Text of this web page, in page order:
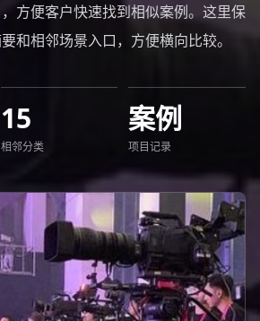
方便客户快速找到相似案例。这里保
和相邻场景入口，方便横向比较。
15
相邻分类
案例
项目记录